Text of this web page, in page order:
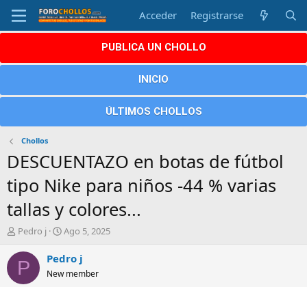
Acceder Registrarse
PUBLICA UN CHOLLO
INICIO
ÚLTIMOS CHOLLOS
Chollos
DESCUENTAZO en botas de fútbol
tipo Nike para niños -44 % varias
tallas y colores...
A
t
o
Pedro j
F
c
a
Ago 5, 2025
P Pedro j
New member